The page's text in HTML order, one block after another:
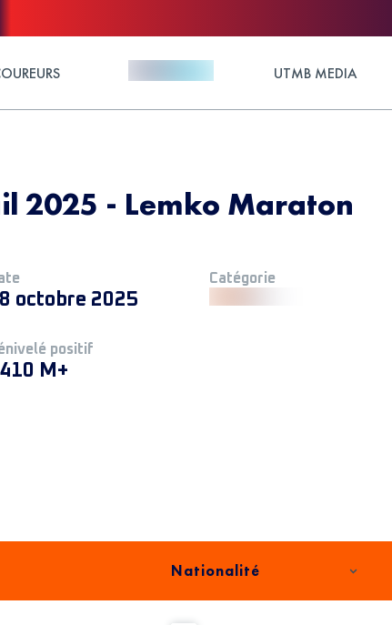
UTMB MEDIA
2025 - Lemko Maraton
octobre 2025
Catégorie
positif
M+
Nationalité